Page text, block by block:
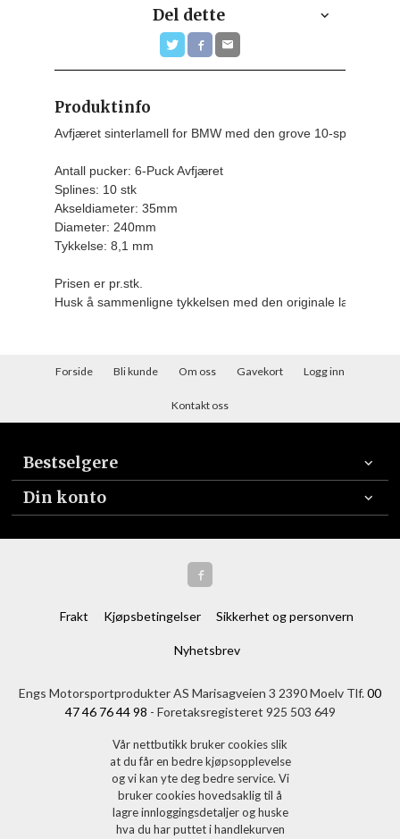
Del dette
Produktinfo
Avfjæret sinterlamell for BMW med den grove 10-spline
Antall pucker: 6-Puck Avfjæret
Splines: 10 stk
Akseldiameter: 35mm
Diameter: 240mm
Tykkelse: 8,1 mm
Prisen er pr.stk.
Husk å sammenligne tykkelsen med den originale lamellen
Forside Bli kunde Om oss Gavekort Logg inn
Kontakt oss
Bestselgere
Din konto
Frakt Kjøpsbetingelser Sikkerhet og personvern
Nyhetsbrev
Engs Motorsportprodukter AS Marisagveien 3 2390 Moelv Tlf.00
47 46 76 44 98 - Foretaksregisteret 925 503 649
Vår nettbutikk bruker cookies slik
at du får en bedre kjøpsopplevelse
og vi kan yte deg bedre service. Vi
bruker cookies hovedsaklig til å
lagre innloggingsdetaljer og huske
hva du har puttet i handlekurven